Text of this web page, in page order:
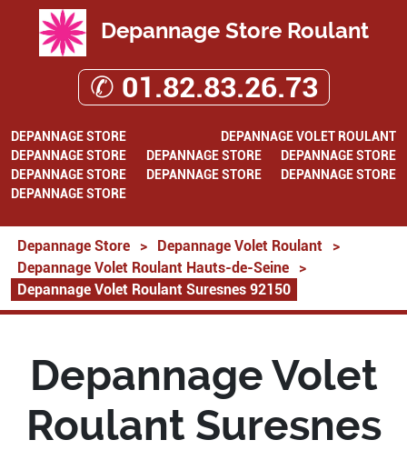
Depannage Store Roulant
✆ 01.82.83.26.73
DEPANNAGE STORE
DEPANNAGE VOLET ROULANT
DEPANNAGE STORE
DEPANNAGE STORE
DEPANNAGE STORE
DEPANNAGE STORE
DEPANNAGE STORE
DEPANNAGE STORE
DEPANNAGE STORE
Depannage Store > Depannage Volet Roulant
>
Depannage Volet Roulant Hauts-de-Seine
>
Depannage Volet Roulant Suresnes 92150
Depannage Volet
Roulant Suresnes